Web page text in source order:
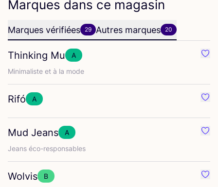
Marques dans ce magasin
Marques vérifiées 29 Autres marques 20
Thinking Mu
A
Mini­ma­liste et à la mode
Rifó A
Mud Jeans
A
Jeans éco-res­pon­sables
Wolvis B